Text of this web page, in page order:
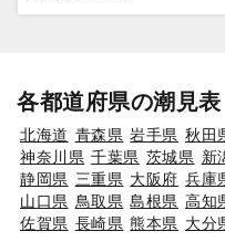
各都道府県の潮見
北海道 青森県 岩手県 秋田
神奈川県 千葉県 茨城県 新
静岡県 三重県 大阪府 兵庫
山口県 鳥取県 島根県 高知
佐賀県 長崎県 熊本県 大分